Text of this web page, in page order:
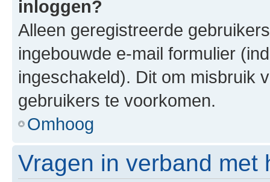
inloggen?
Alleen geregistreerde
ingebouwde e-mail formulier
ingeschakeld). Dit om misbruik
gebruikers te voorkomen.
Omhoog
Vragen in verband met